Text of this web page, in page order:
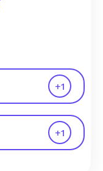
+1
+1